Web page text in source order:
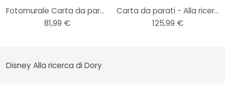
Fotomurale Carta da parati di carta Disney Alla ricerca di Dory & Amici
81,99 €
Carta da parati - Alla ricerca di Dory - 150 x 250 cm
125,99 €
Disney Alla ricerca di Dory